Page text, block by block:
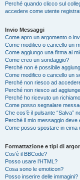
Perché quando clicco sul
accedere come utente
Invio Messaggi
Come apro un argomento o
Come modifico o cancello un
Come aggiungo una firma ai
Come creo un sondaggio?
Perché non è possibile
Come modifico o cancello un
Perché non riesco ad
Perché non riesco ad
Perché ho ricevuto un
Come posso segnalare
Che cos’è il pulsante “Salva”
Perché il mio messaggio
Come posso spostare in cima
Formattazione e tipi di
Cos’è il BBCode?
Posso usare l’HTML?
Cosa sono le emoticon?
Posso inserire delle immagini?